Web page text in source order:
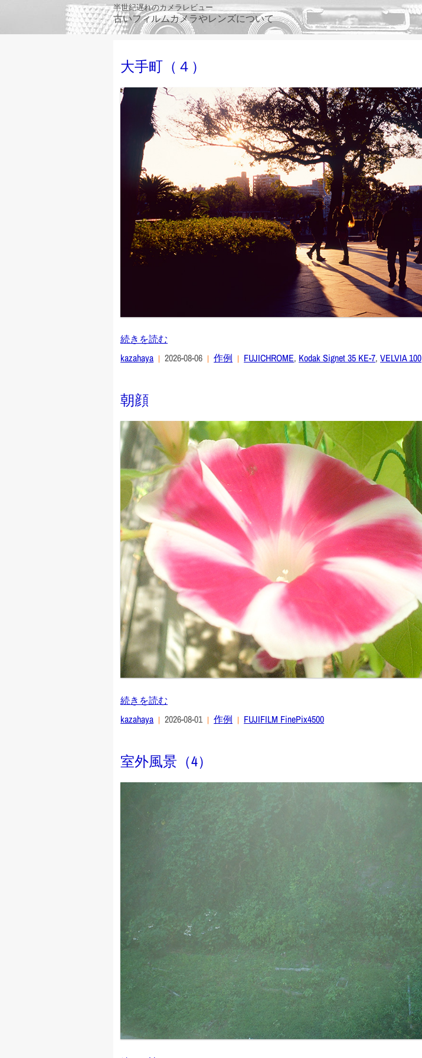
content
半世紀遅れのカメラレビュー
古いフィルムカメラやレンズについて
大手町（４）
続きを読む
kazahaya
2026-08-06 作例 FUJICHROME, Kodak Signet 35 KE-7,VELVIA 100
朝顔
続きを読む
kazahaya
2026-08-01 作例 FUJIFILM FinePix4500
室外風景（4）